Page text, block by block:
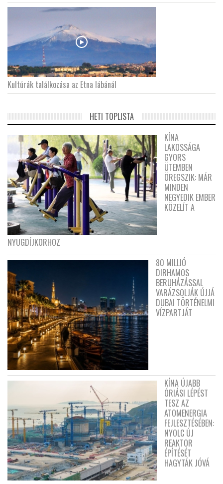
Kultúrák találkozása az Etna lábánál
HETI TOPLISTA
KÍNA
LAKOSSÁGA
GYORS
ÜTEMBEN
ÖREGSZIK: MÁR
MINDEN
NEGYEDIK EMBER
KÖZELÍT A
NYUGDÍJKORHOZ
80 MILLIÓ
DIRHAMOS
BERUHÁZÁSSAL
VARÁZSOLJÁK ÚJJÁ
DUBAI TÖRTÉNELMI
VÍZPARTJÁT
KÍNA ÚJABB
ÓRIÁSI LÉPÉST
TESZ AZ
ATOMENERGIA
FEJLESZTÉSÉBEN:
NYOLC ÚJ
REAKTOR
ÉPÍTÉSÉT
HAGYTÁK JÓVÁ